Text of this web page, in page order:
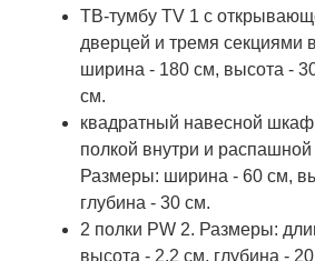
ТВ-тумбу TV 1 с
дверцей и тремя секциями
ширина - 180 см, высота -
см.
квадратный навесной
полкой внутри и
Размеры: ширина - 60 см,
глубина - 30 см.
2 полки PW 2. Размеры:
высота - 2,2 см, глубина -